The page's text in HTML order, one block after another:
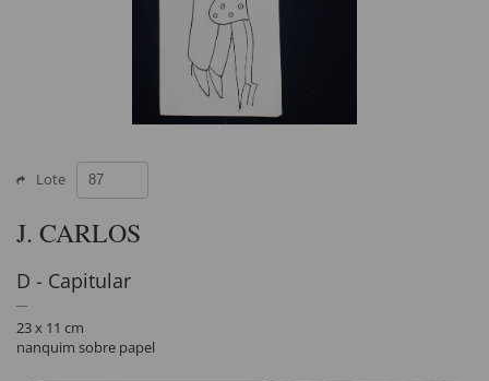
Lote
J. CARLOS
D - Capitular
23 x 11 cm
nanquim sobre papel